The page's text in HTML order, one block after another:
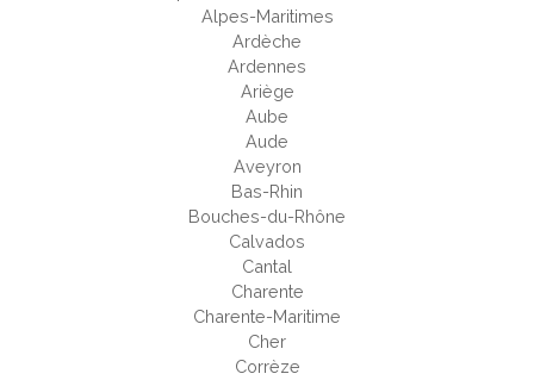
Alpes-Maritimes
Ardèche
Ardennes
Ariège
Aube
Aude
Aveyron
Bas-Rhin
Bouches-du-Rhône
Calvados
Cantal
Charente
Charente-Maritime
Cher
Corrèze